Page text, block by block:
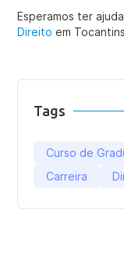
Esperamos ter
Direito em
Tags
Curso de
Carreira